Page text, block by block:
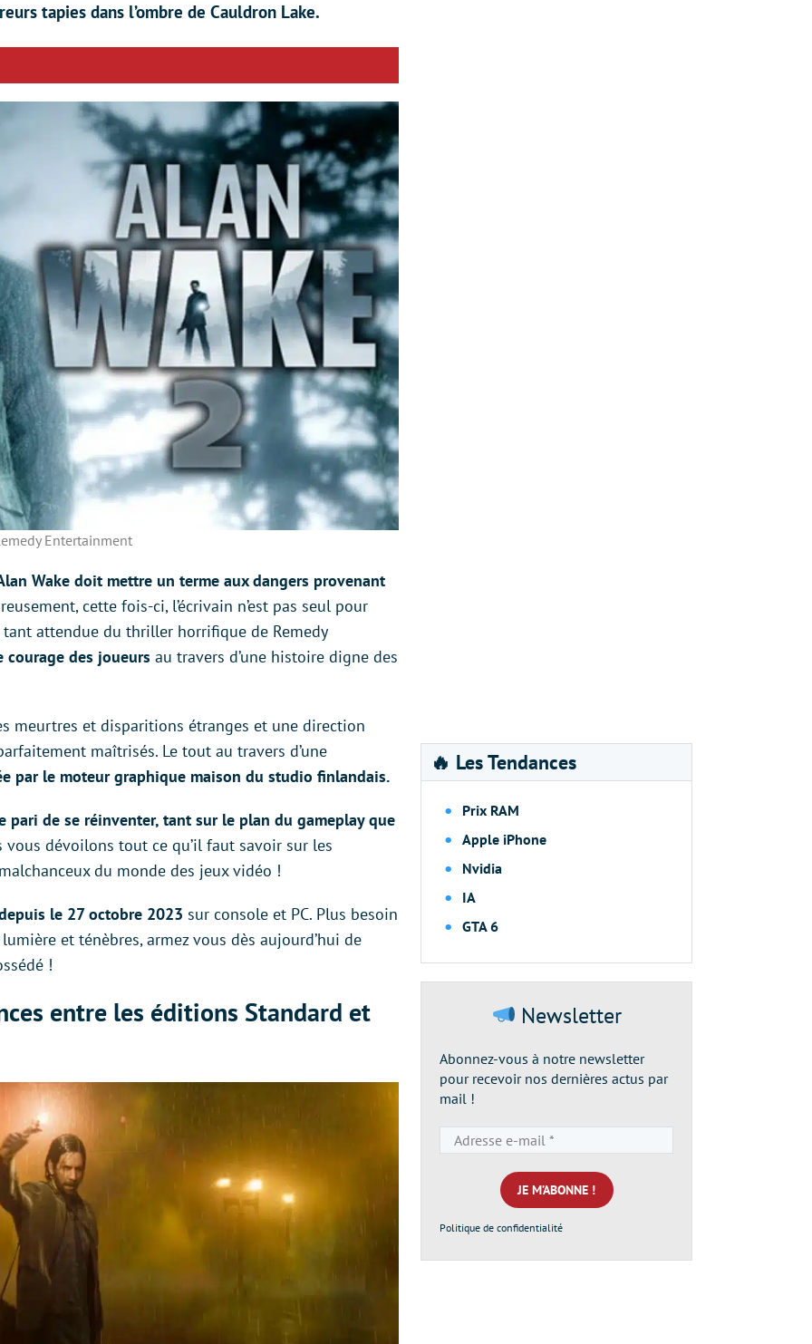
tapies dans l’ombre de Cauldron Lake.
Entertainment
Wake doit mettre un terme aux dangers provenant
cette fois-ci, l’écrivain n’est pas seul pour
attendue du thriller horrifique de Remedy
des joueurs au travers d’une histoire digne des
meurtres et disparitions étranges et une direction
maîtrisés. Le tout au travers d’une
par le moteur graphique maison du studio finlandais.
pari de se réinventer, tant sur le plan du gameplay que
vous dévoilons tout ce qu’il faut savoir sur les
du monde des jeux vidéo !
le 27 octobre 2023 sur console et PC. Plus besoin
et ténèbres, armez vous dès aujourd’hui de
!
entre les éditions Standard et
🔥 Les Tendances
Prix RAM
Apple iPhone
Nvidia
IA
GTA 6
Newsletter
Abonnez-vous à notre newsletter
pour recevoir nos dernières actus par
mail !
e-
mail
*
Politique de confidentialité